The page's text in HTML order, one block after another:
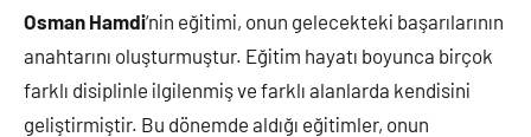
Osman Hamdi‘nin eğitimi, onun gelecekteki başarılarının
anahtarını oluşturmuştur. Eğitim hayatı boyunca birçok
farklı disiplinle ilgilenmiş ve farklı alanlarda kendisini
geliştirmiştir. Bu dönemde aldığı eğitimler, onun